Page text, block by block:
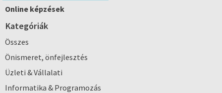
Online képzések
Kategóriák
Összes
Önismeret, önfejlesztés
Üzleti & Vállalati
Informatika & Programozás